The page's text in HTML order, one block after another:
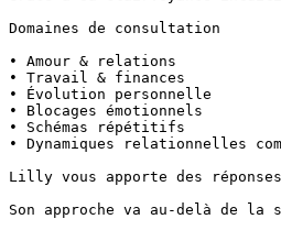
Domaines de consultation
• Amour & relations
• Travail & finances
• Évolution personnelle
• Blocages émotionnels
• Schémas répétitifs
• Dynamiques relationnelles
Lilly vous apporte des
Son approche va au-delà de